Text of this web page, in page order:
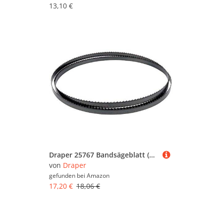
13,10 €
Draper 25767 Bandsägeblatt (1785 mm x 3/8 Zoll x 6 Zähne/cm)
von Draper
gefunden bei Amazon
17,20 € 18,06 €